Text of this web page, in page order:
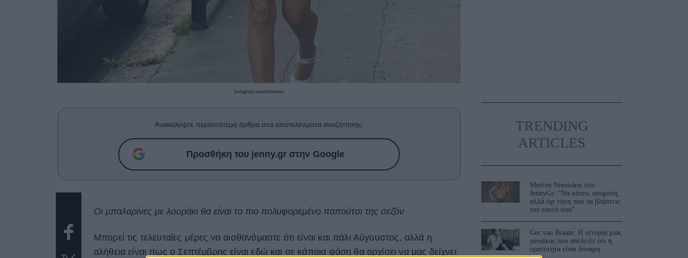
Instagram/annelauremais
Ανακαλύψτε περισσότερα άρθρα στα αποτελέσματα αναζήτησης.
Προσθήκη του jenny.gr στην Google
Οι μπαλαρίνες με λουράκι θα είναι το πιο πολυφορεμένο παπούτσι της σεζόν
Μπορεί τις τελευταίες μέρες να αισθανόμαστε ότι είναι και πάλι Αύγουστος, αλλά η
αλήθεια είναι πως ο Σεπτέμβρης είναι εδώ και σε κάποια φάση θα αρχίσει να μας δείχνει
TRENDING
ARTICLES
Ματίνα Νικολάου στο
JennyGr: “Να κάνεις υπομονή,
αλλά όχι τόση που να βλάπτεις
τον εαυτό σου”
Ger van Braam: Η ιστορία μιας
γυναίκας που απέδειξε ότι η
ορατότητα είναι δύναμη